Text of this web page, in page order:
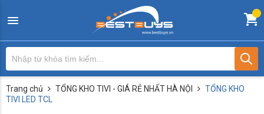
Trang chủ TỔNG KHO TIVI - GIÁ RẺ NHẤT HÀ NỘI
TỔNG KHO
TIVI LED TCL